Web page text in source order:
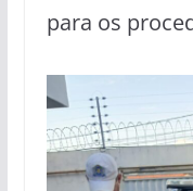
para os